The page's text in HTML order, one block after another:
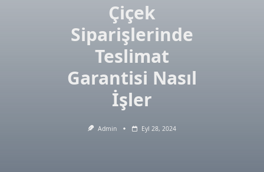
Çiçek
Siparişlerinde
Teslimat
Garantisi Nasıl
İşler
Admin Eyl 28, 2024